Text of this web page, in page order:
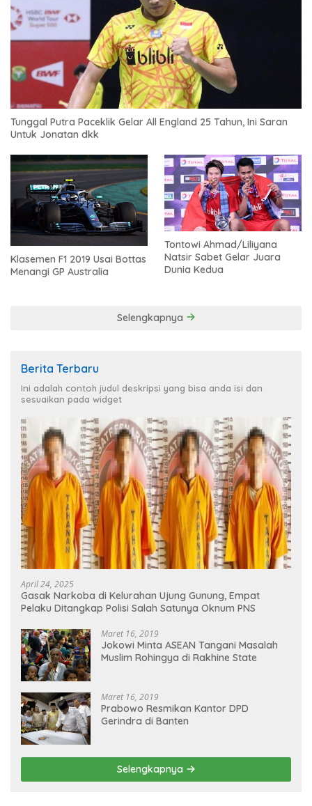
Tunggal Putra Paceklik Gelar All England 25 Tahun, Ini Saran
Untuk Jonatan dkk
Klasemen F1 2019 Usai Bottas
Menangi GP Australia
Tontowi Ahmad/Liliyana
Natsir Sabet Gelar Juara
Dunia Kedua
Selengkapnya
Berita Terbaru
Ini adalah contoh judul deskripsi yang bisa anda isi dan
sesuaikan pada widget
April 24, 2025
Gasak Narkoba di Kelurahan Ujung Gunung, Empat
Pelaku Ditangkap Polisi Salah Satunya Oknum PNS
Maret 16, 2019
Jokowi Minta ASEAN Tangani Masalah
Muslim Rohingya di Rakhine State
Maret 16, 2019
Prabowo Resmikan Kantor DPD
Gerindra di Banten
Selengkapnya